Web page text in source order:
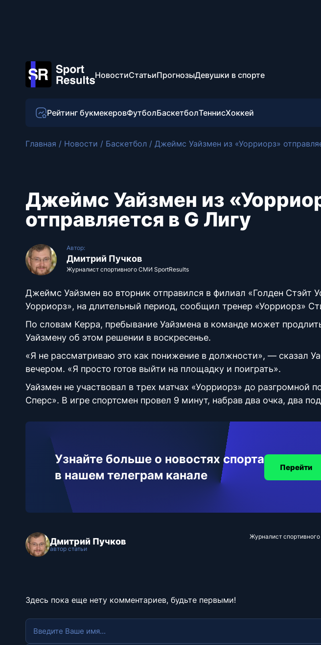
НовостиСтатьиПрогнозыДевушки в спорте
Рейтинг букмекеровФутболБаскетболТеннисХоккей
Главная / Новости / Баскетбол / Джеймс Уайзмен из «Уорриорз»
Джеймс Уайзмен из
отправляется в G Лигу
Автор:
Дмитрий Пучков
Журналист спортивного СМИ SportResults
Джеймс Уайзмен во вторник отправился в филиал «Голден Стэйт
Уорриорз», на длительный период, сообщил тренер «Уорриорз»
По словам Керра, пребывание Уайзмена в команде может
Уайзмену об этом решении в воскресенье.
«Я не рассматриваю это как понижение в должности», — сказал
вечером. «Я просто готов выйти на площадку и поиграть».
Уайзмен не участвовал в трех матчах «Уорриорз» до разгромной
Сперс». В игре спортсмен провел 9 минут, набрав два очка, два
Узнайте больше о новостях спорта
в нашем телеграм канале
Перейти
Дмитрий Пучков
автор статьи
Журналист
Здесь пока еще нету комментариев, будьте первыми!